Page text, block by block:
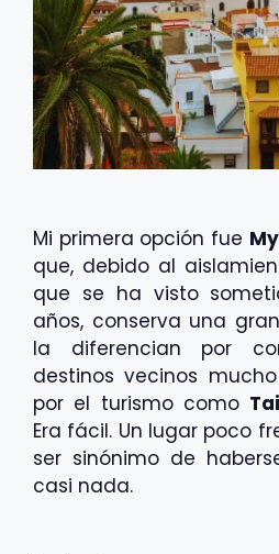
Mi primera opción fue
que, debido al
que se ha visto
años, conserva una
la diferencian por
destinos vecinos
por el turismo como
Era fácil. Un lugar poco
ser sinónimo de
casi nada.